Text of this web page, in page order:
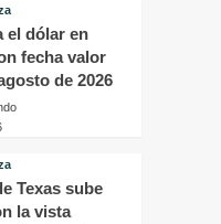
el dólar en
fecha valor
de 2026
Texas sube
la vista